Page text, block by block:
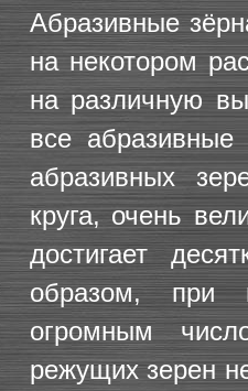
Абразивные
на некотором
на различную
все
абразивных
круга, очень
достигает
образом, при
огромным
режущих зерен